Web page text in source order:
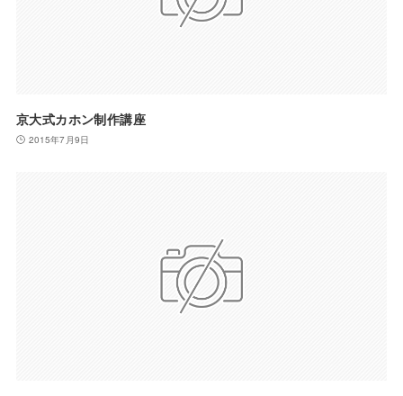
京大式カホン制作講座
2015年7月9日